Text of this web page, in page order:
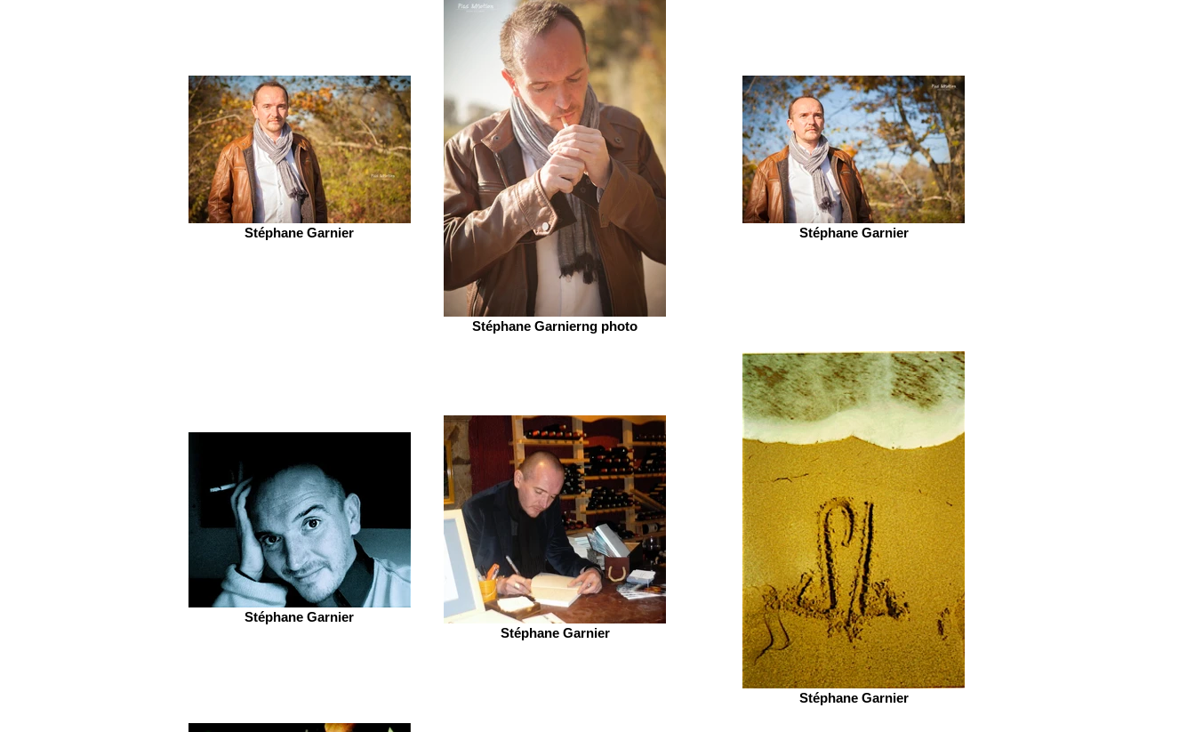
Stéphane Garnier
Stéphane Garnierng photo
Stéphane Garnier
Stéphane Garnier
Stéphane Garnier
Stéphane Garnier